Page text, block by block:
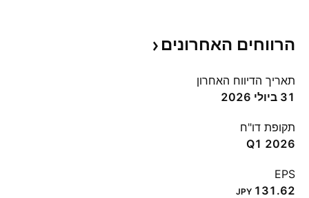
הרווחים האחרונים
תאריך הדיווח האחרון
31 ביולי 2026
תקופת דו"ח
Q1 2026
EPS
131.62
JPY